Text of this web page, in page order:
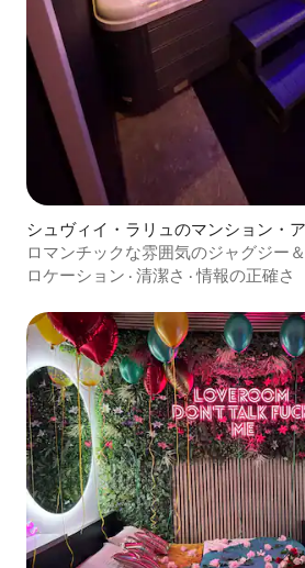
シュヴィイ・ラリュのマンション・
ロマンチックな雰囲気のジャグジー
ロケーション · 清潔さ ·情報の正確さ